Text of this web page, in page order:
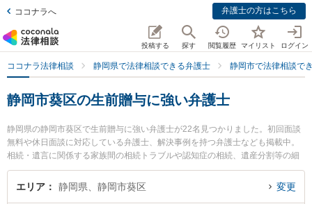
ココナラへ 弁護士の方はこちら
投稿する 探す 閲覧履歴 マイリスト ログイン
ココナラ法律相談 静岡県で法律相談できる弁護士 静岡市で法律相談で
静岡市葵区の生前贈与に強い弁護士
静岡県の静岡市葵区で生前贈与に強い弁護士が22名見つかりました。初回面談
無料や休日面談に対応している弁護士、解決事例を持つ弁護士なども掲載中。
相続・遺言に関係する家族間の相続トラブルや認知症の相続、遺産分割等の細
かな分野での絞り込み検索もでき便利です。特に磯田法律事務所の磯田 秀樹弁
護士や静岡法律事務所の金光 誉樹弁護士、静岡法律事務所の小川 寛大弁護士の
エリア 静岡県、静岡市葵区 変更